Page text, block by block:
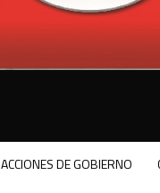
ACCIONES DE GOBIERNO